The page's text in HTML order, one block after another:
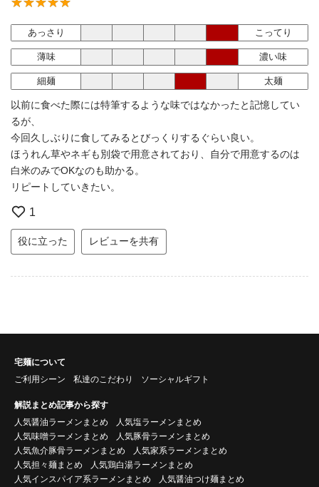
あっさり こってり
薄味 濃い味
細麺 太麺
以前に食べた際には特筆するような味ではなかったと記憶してい
るが、
今回久しぶりに食してみるとびっくりするぐらい良い。
ほうれん草やネギも別袋で用意されており、自分で用意するのは
白米のみでOKなのも助かる。
リピートしていきたい。
1
役に立った レビューを共有
宅麺について
ご利用シーン
私達のこだわり ソーシャルギフト
解説まとめ記事から探す
人気醤油ラーメンまとめ
人気塩ラーメンまとめ
人気味噌ラーメンまとめ
人気豚骨ラーメンまとめ
人気魚介豚骨ラーメンまとめ
人気家系ラーメンまとめ
人気担々麺まとめ
人気鶏白湯ラーメンまとめ
人気インスパイア系ラーメンまとめ
人気醤油つけ麺まとめ